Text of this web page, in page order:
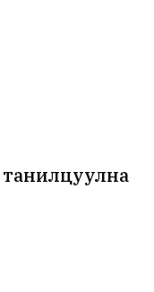
танилцуулна